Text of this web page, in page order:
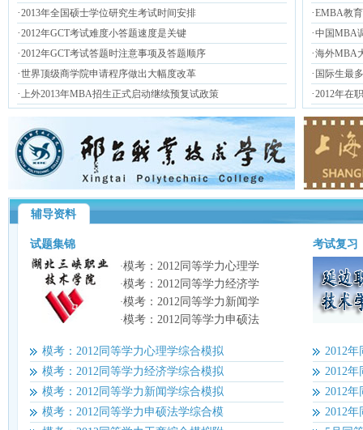
·2013年全国硕士学位研究生考试时间安排
·2012年GCT考试难度小答题速度是关键
·2012年GCT考试答题时注意事项及答题顺序
·世界顶级商学院申请程序做出大幅度改革
·上外2013年MBA招生正式启动继续预复试政策
·EMBA教
·中国MBA
·海外MBA
· 国际生最
·2012年在
辅导资料
试题集锦
·模考：2012同等学力心理学
·模考：2012同等学力经济学
·模考：2012同等学力新闻学
·模考：2012同等学力申硕法
模考：2012同等学力心理学综合模拟
模考：2012同等学力经济学综合模拟
模考：2012同等学力新闻学综合模拟
模考：2012同等学力申硕法学综合模
考试复习
2012
2012
2012
2012